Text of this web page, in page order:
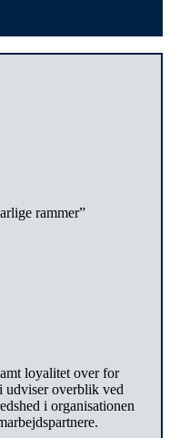
rammer”
loyalitet over for
udviser overblik ved
i organisationen